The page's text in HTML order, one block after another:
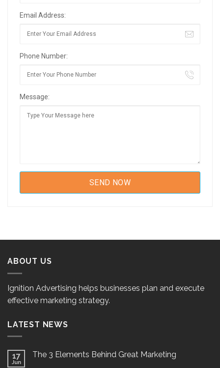
Email Address:
Phone Number:
Message:
ABOUT US
Ignition Advertising helps businesses plan and execute
effective marketing strategy.
LATEST NEWS
17
Jun
The 3 Elements Behind Great Marketing